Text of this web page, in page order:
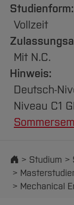
Studienform:
Vollzeit
Mit N.C.
Hinweis:
Deutsch-
Niveau C1
Startseite
Studium
Mechanical